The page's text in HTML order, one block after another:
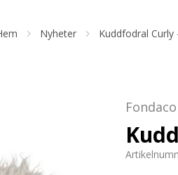
Nyheter Kuddfodral Curly
Fondaco